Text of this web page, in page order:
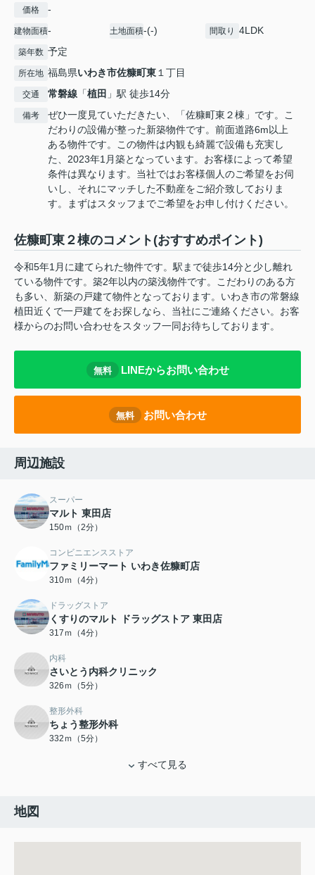
価格 -
建物面積- 土地面積-(-) 間取り 4LDK
築年数 予定
所在地 福島県いわき市佐糠町東１丁目
交通 常磐線 「植田 」駅 徒歩14分
備考
ぜひ一度見ていただきたい、「佐糠町東２棟」です。こ
だわりの設備が整った新築物件です。前面道路6m以上
ある物件です。この物件は内観も綺麗で設備も充実し
た、2023年1月築となっています。お客様によって希望
条件は異なります。当社ではお客様個人のご希望をお伺
いし、それにマッチした不動産をご紹介致しておりま
す。まずはスタッフまでご希望をお申し付けください。
佐糠町東２棟のコメント(おすすめポイント)
令和5年1月に建てられた物件です。駅まで徒歩14分と少し離れ
ている物件です。築2年以内の築浅物件です。こだわりのある方
も多い、新築の戸建て物件となっております。いわき市の常磐線
植田近くで一戸建てをお探しなら、当社にご連絡ください。お客
様からのお問い合わせをスタッフ一同お待ちしております。
無料 LINEからお問い合わせ
無料 お問い合わせ
周辺施設
スーパー
マルト 東田店
150ｍ（2分）
コンビニエンスストア
ファミリーマート いわき佐糠町店
310ｍ（4分）
ドラッグストア
くすりのマルト ドラッグストア 東田店
317ｍ（4分）
内科
さいとう内科クリニック
326ｍ（5分）
整形外科
ちょう整形外科
332ｍ（5分）
すべて見る
地図